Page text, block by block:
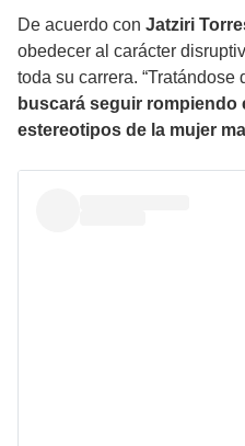
De acuerdo con Jatziri
obedecer al carácter
toda su carrera. “Tratándose
buscará seguir rompiendo
estereotipos de la mujer